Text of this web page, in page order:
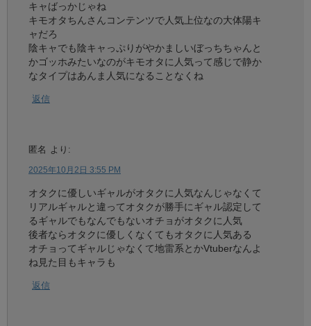
キャばっかじゃね
キモオタちんさんコンテンツで人気上位なの大体陽キ
ャだろ
陰キャでも陰キャっぷりがやかましいぼっちちゃんと
かゴッホみたいなのがキモオタに人気って感じで静か
なタイプはあんま人気になることなくね
返信
匿名 より:
2025年10月2日 3:55 PM
オタクに優しいギャルがオタクに人気なんじゃなくて
リアルギャルと違ってオタクが勝手にギャル認定して
るギャルでもなんでもないオチョがオタクに人気
後者ならオタクに優しくなくてもオタクに人気ある
オチョってギャルじゃなくて地雷系とかVtuberなんよ
ね見た目もキャラも
返信